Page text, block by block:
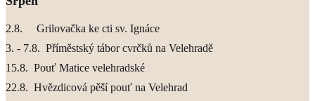
2.8. Grilovačka ke cti sv. Ignáce
3. - 7.8. Příměstský tábor cvrčků na Velehradě
15.8. Pouť Matice velehradské
22.8. Hvězdicová pěší pouť na Velehrad